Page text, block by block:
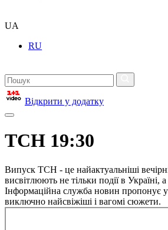
UA
RU
Відкрити у додатку
ТСН 19:30
Випуск ТСН - це найактуальніші
висвітлюють не тільки події в Україні,
Інформаційна служба новин пропонує
виключно найсвіжіші і вагомі сюжети.